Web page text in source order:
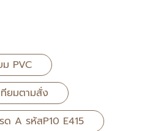
PVC
ยมตามสั่ง
ด A รหัสP10 E415